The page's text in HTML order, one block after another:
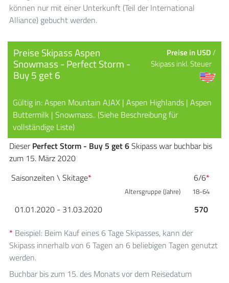
können nur mit einer Unterkunft (Teil der International
Alliance) gebucht werden.
Preise Skipass Aspen
Snowmass - Perfect Storm -
Buy 5 get 6
Preise in USD/
Skipass inkl. Steuer
Gültig in: Aspen Mountain AJAX | Aspen Highlands | Aspen
Buttermilk | Snowmass.. (Siehe Beschreibung für
vollständige Liste)
* Beispiel: Beim Kauf eines 6 Tage Skipasses, kann der
Skipass innerhalb von 6 Tagen an 6 beliebigen Tagen genutzt
werden.
Buchbar bis zum 15. des Monats vor dem Reisedatum
DieserPerfect Storm - Buy 5 get 6Skipass war buchbar bis
zum 15. März 2020
Saisonzeiten \ Skitage* 6/6*
Altersgruppe (Jahre) 18-64
01.01.2020 - 31.03.2020 570